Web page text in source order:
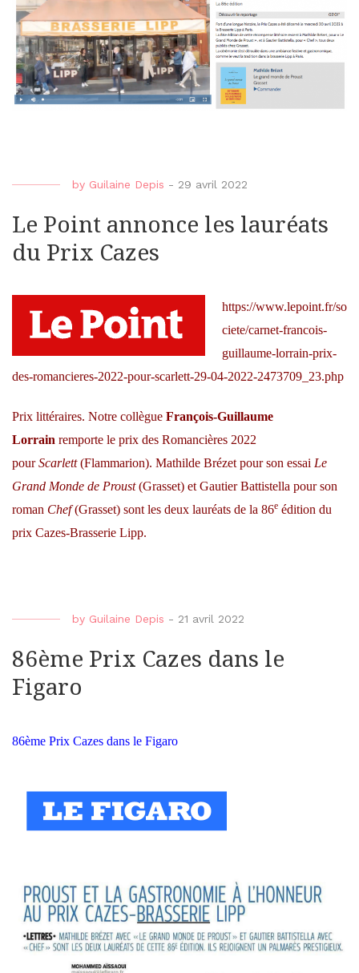
by Guilaine Depis - 29 avril 2022
Le Point annonce les lauréats
du Prix Cazes
https://www.lepoint.fr/so
ciete/carnet-francois-
guillaume-lorrain-prix-
des-romancieres-2022-pour-scarlett-29-04-2022-2473709_23.php
Prix littéraires. Notre collègue François-Guillaume
Lorrain remporte le prix des Romancières 2022
pourScarlett(Flammarion). Mathilde Brézet pour son essai Le
Grand Monde de Proust(Grasset) et Gautier Battistella pour son
roman Chef(Grasset) sont les deux lauréats de la 86e édition du
prix Cazes-Brasserie Lipp.
by Guilaine Depis - 21 avril 2022
86ème Prix Cazes dans le
Figaro
86ème Prix Cazes dans le Figaro